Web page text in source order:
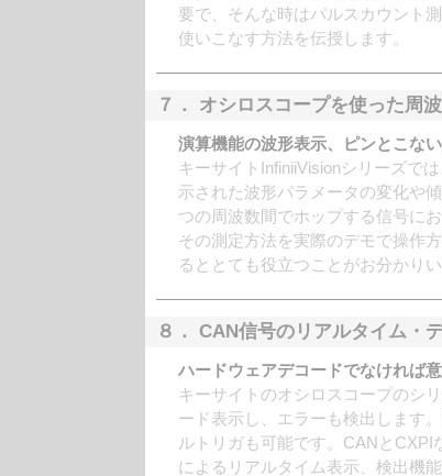
要で、そんな時はパルスカウント
使いこなす方法を伝授します。
７． オシロスコープを使った周
演算機能の波形表示、ピンとこな
キーサイトInfiniiVisionシリーズで
示された波形パラメータの変化や
つの周波数間でホップする信号に
その測定方法を実際のデモで操作
るととても役立つことがお分かり
８． CAN信号のリアルタイム・
ハードウェアデコードでなければ
キーサイトのオシロスコープのシ
ード表示し、エラーも検出します
ルトリガも可能です。CANと
によるリアルタイム表示、検出機